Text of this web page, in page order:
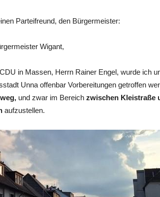
Parteifreund, den Bürgermeister:
Wigant,
in Massen, Herrn Rainer Engel, wurde ich
Unna offenbar Vorbereitungen getroffen
und zwar im Bereich zwischen Kleistraße
aufzustellen.